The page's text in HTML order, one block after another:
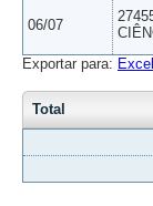
06/07
Exportar para: Excel
Total